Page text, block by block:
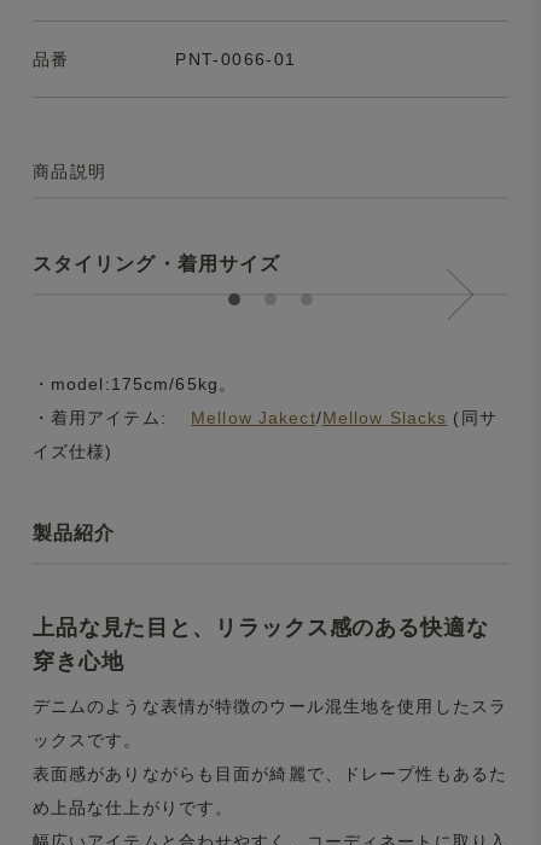
品番 PNT-0066-01
商品説明
スタイリング・着用サイズ
・model:175cm/65kg。
・着用アイテム: Mellow Jakect/Mellow Slacks (同サ
イズ仕様)
製品紹介
上品な見た目と、リラックス感のある快適な
穿き心地
デニムのような表情が特徴のウール混生地を使用したスラ
ックスです。
表面感がありながらも目面が綺麗で、ドレープ性もあるた
め上品な仕上がりです。